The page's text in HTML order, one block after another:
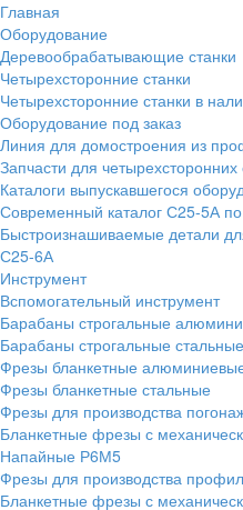
Главная
Оборудование
Деревообрабатывающие станки
Четырехсторонние станки
Четырехсторонние станки в
Оборудование под заказ
Линия для домостроения из
Запчасти для четырехсторонних
Каталоги выпускавшегося
Современный каталог С25-5А
Быстроизнашиваемые детали
С25-6А
Инструмент
Вспомогательный инструмент
Барабаны строгальные
Барабаны строгальные стальные
Фрезы бланкетные
Фрезы бланкетные стальные
Фрезы для производства
Бланкетные фрезы с
Напайные Р6М5
Фрезы для производства
Бланкетные фрезы с